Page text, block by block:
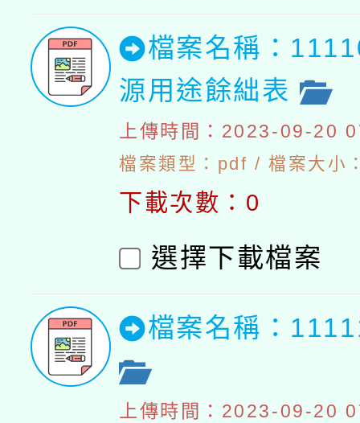
檔案名稱：
源用途餘絀表
上傳時間：2023-09-20
檔案類型：pdf / 檔案大小
下載次數：0
選擇下載檔案
檔案名稱：
上傳時間：2023-09-20